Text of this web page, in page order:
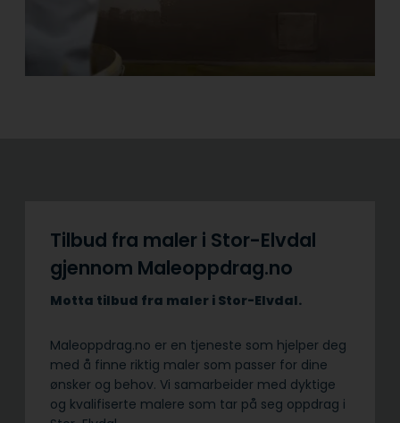
Tilbud fra maler i Stor-Elvdal
gjennom Maleoppdrag.no
Motta tilbud fra maler i Stor-Elvdal.
Maleoppdrag.no er en tjeneste som hjelper deg
med å finne riktig maler som passer for dine
ønsker og behov. Vi samarbeider med dyktige
og kvalifiserte malere som tar på seg oppdrag i